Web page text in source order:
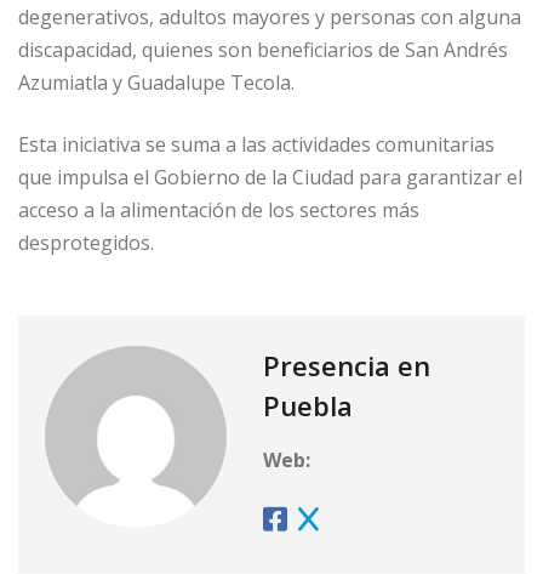
degenerativos, adultos mayores y personas con alguna
discapacidad, quienes son beneficiarios de San Andrés
Azumiatla y Guadalupe Tecola.
Esta iniciativa se suma a las actividades comunitarias
que impulsa el Gobierno de la Ciudad para garantizar el
acceso a la alimentación de los sectores más
desprotegidos.
Presencia en
Puebla
Web: